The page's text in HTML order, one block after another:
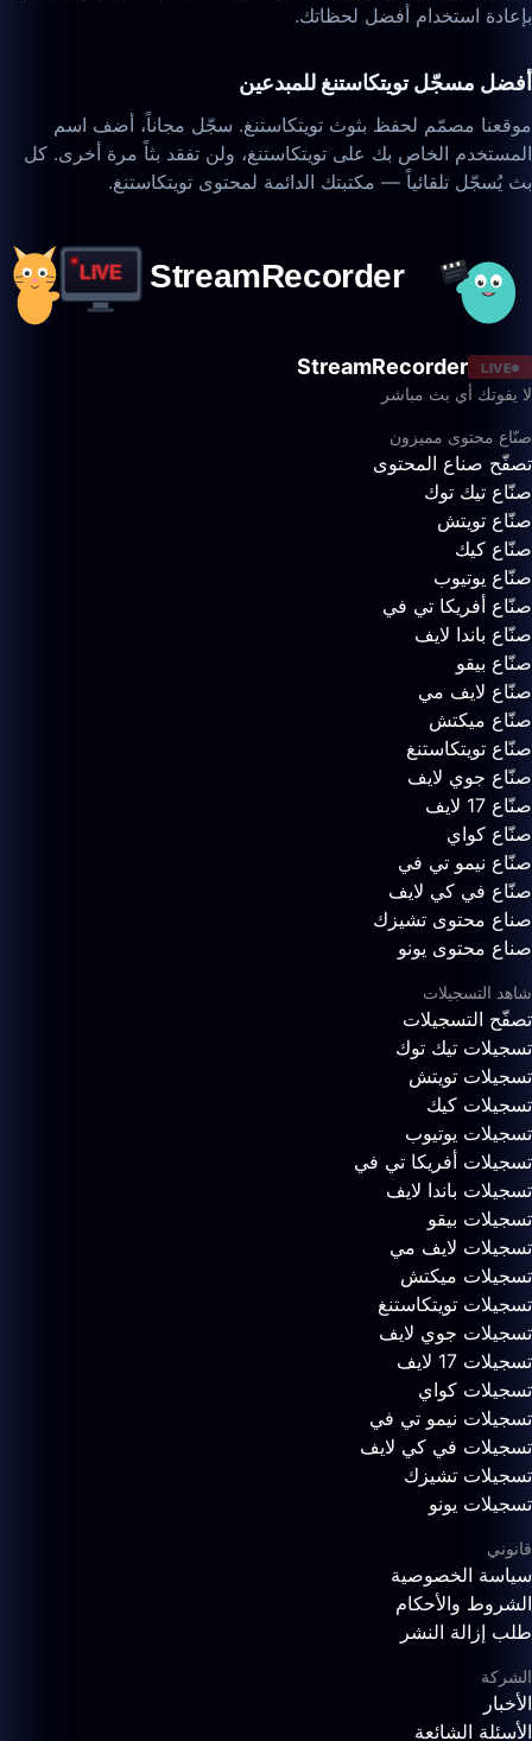
بإعادة استخدام أفضل لحظاتك.
أفضل مسجّل تويتكاستنغ للمبدعين
موقعنا مصمّم لحفظ بثوث تويتكاستنغ. سجّل مجاناً، أضف اسم
المستخدم الخاص بك على تويتكاستنغ، ولن تفقد بثاً مرة أخرى. كل
بث يُسجّل تلقائياً — مكتبتك الدائمة لمحتوى تويتكاستنغ.
LIVE
StreamRecorder
لا يفوتك أي بث مباشر
صنّاع محتوى مميزون
تصفّح صناع المحتوى
صنّاع تيك توك
صنّاع تويتش
صنّاع كيك
صنّاع يوتيوب
صنّاع أفريكا تي في
صنّاع باندا لايف
صنّاع بيقو
صنّاع لايف مي
صنّاع ميكتش
صنّاع تويتكاستنغ
صنّاع جوي لايف
صنّاع 17 لايف
صنّاع كواي
صنّاع نيمو تي في
صنّاع في كي لايف
صناع محتوى تشيزك
صناع محتوى يونو
شاهد التسجيلات
تصفّح التسجيلات
تسجيلات تيك توك
تسجيلات تويتش
تسجيلات كيك
تسجيلات يوتيوب
تسجيلات أفريكا تي في
تسجيلات باندا لايف
تسجيلات بيقو
تسجيلات لايف مي
تسجيلات ميكتش
تسجيلات تويتكاستنغ
تسجيلات جوي لايف
تسجيلات 17 لايف
تسجيلات كواي
تسجيلات نيمو تي في
تسجيلات في كي لايف
تسجيلات تشيزك
تسجيلات يونو
قانوني
سياسة الخصوصية
الشروط والأحكام
طلب إزالة النشر
الشركة
الأخبار
الأسئلة الشائعة